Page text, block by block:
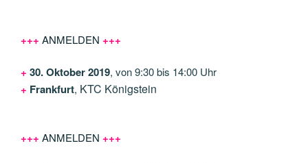
+++ ANMELDEN +++
+ 30. Oktober 2019, von 9:30 bis 14:00 Uhr
+ Frankfurt, KTC Königstein
+++ ANMELDEN +++